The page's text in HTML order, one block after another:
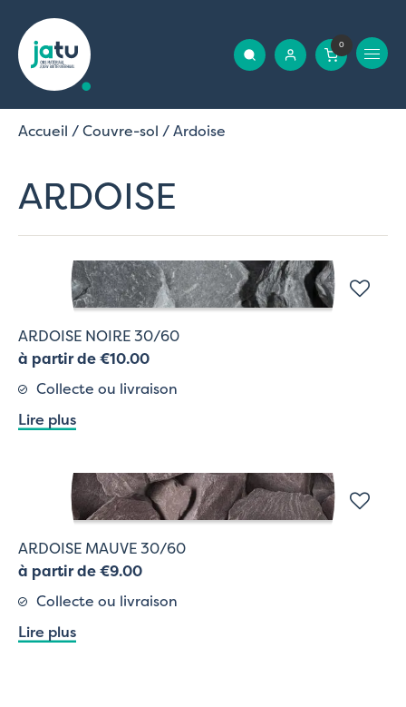
0
Accueil /Couvre-sol / Ardoise
ARDOISE
ARDOISE NOIRE 30/60
à partir de €10.00
Collecte ou livraison
Lire plus
ARDOISE MAUVE 30/60
à partir de €9.00
Collecte ou livraison
Lire plus